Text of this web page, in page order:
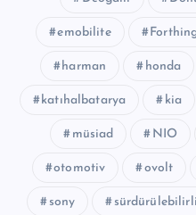
emobilite
harman honda
katıhalbatarya kia
müsiad NIO
otomotiv ovolt
sony